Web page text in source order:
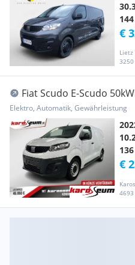
144
Lietz
€
Fiat Scudo E-Scudo
Transporter / Kastenwagen
Elektro, Automatik, Gewährleistung
136
€